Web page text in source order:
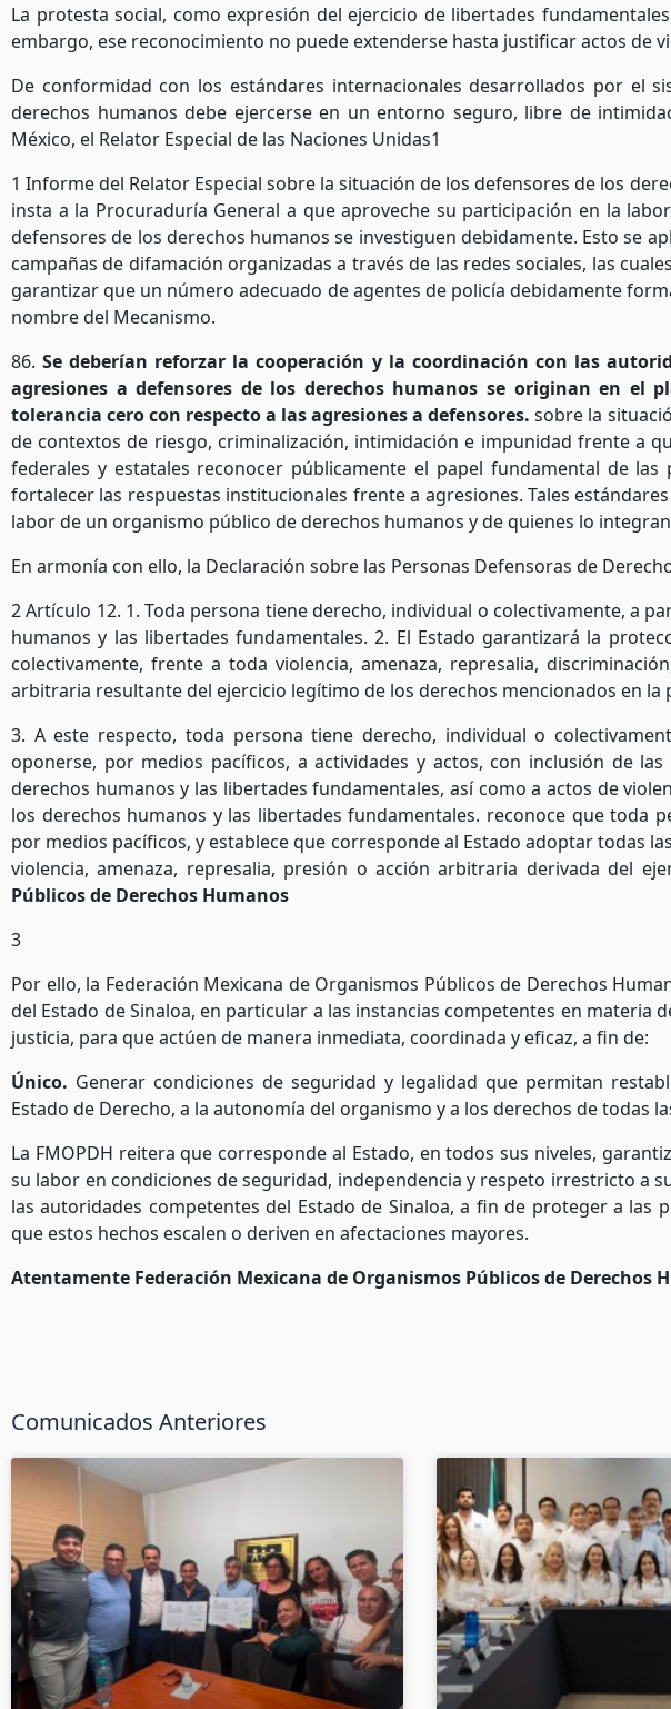
La protesta social, como expresión del ejercicio de libertades
embargo, ese reconocimiento no puede extenderse hasta justificar actos de
De conformidad con los estándares internacionales desarrollados por el
derechos humanos debe ejercerse en un entorno seguro, libre de
México, el Relator Especial de las Naciones Unidas1
1Informe del Relator Especial sobre la situación de los defensores de los
insta a la Procuraduría General a que aproveche su participación en la
defensores de los derechos humanos se investiguen debidamente. Esto se
campañas de difamación organizadas a través de las redes sociales, las
garantizar que un número adecuado de agentes de policía debidamente
nombre del Mecanismo.
86.Se deberían reforzar la cooperación y la coordinación con las
agresiones a defensores de los derechos humanos se originan en el
tolerancia cero con respecto a las agresiones a defensores.sobre la
de contextos de riesgo, criminalización, intimidación e impunidad frente a
federales y estatales reconocer públicamente el papel fundamental de
fortalecer las respuestas institucionales frente a agresiones. Tales
labor de un organismo público de derechos humanos y de quienes lo
En armonía con ello, la Declaración sobre las Personas Defensoras de
2Artículo 12. 1. Toda persona tiene derecho, individual o colectivamente, a
humanos y las libertades fundamentales. 2. El Estado garantizará la
colectivamente, frente a toda violencia, amenaza, represalia,
arbitraria resultante del ejercicio legítimo de los derechos mencionados en la
3. A este respecto, toda persona tiene derecho, individual o
oponerse, por medios pacíficos, a actividades y actos, con inclusión de
derechos humanos y las libertades fundamentales, así como a actos de
los derechos humanos y las libertades fundamentales. reconoce que toda
por medios pacíficos, y establece que corresponde al Estado adoptar todas
violencia, amenaza, represalia, presión o acción arbitraria derivada del
Públicos de Derechos Humanos
3
Por ello, la Federación Mexicana de Organismos Públicos de Derechos
del Estado de Sinaloa, en particular a las instancias competentes en
justicia, para que actúen de manera inmediata, coordinada y eficaz, a fin de:
Único. Generar condiciones de seguridad y legalidad que permitan
Estado de Derecho, a la autonomía del organismo y a los derechos de todas
La FMOPDH reitera que corresponde al Estado, en todos sus niveles,
su labor en condiciones de seguridad, independencia y respeto irrestricto a
las autoridades competentes del Estado de Sinaloa, a fin de proteger a
que estos hechos escalen o deriven en afectaciones mayores.
Atentamente Federación Mexicana de Organismos Públicos de Derechos
Comunicados Anteriores